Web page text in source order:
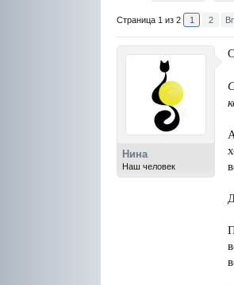
Страница 1 из 2 1 2
Нина
Наш человек